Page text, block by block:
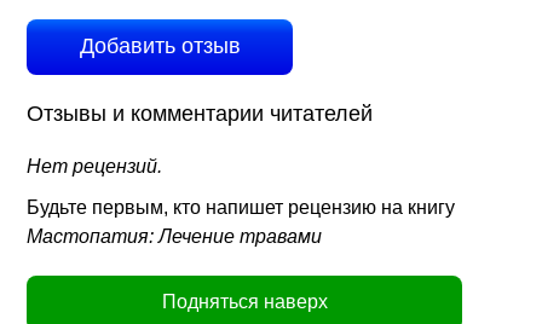
Добавить отзыв
Отзывы и комментарии читателей
Нет рецензий.
Будьте первым, кто напишет рецензию на книгу
Мастопатия: Лечение травами
Подняться наверх